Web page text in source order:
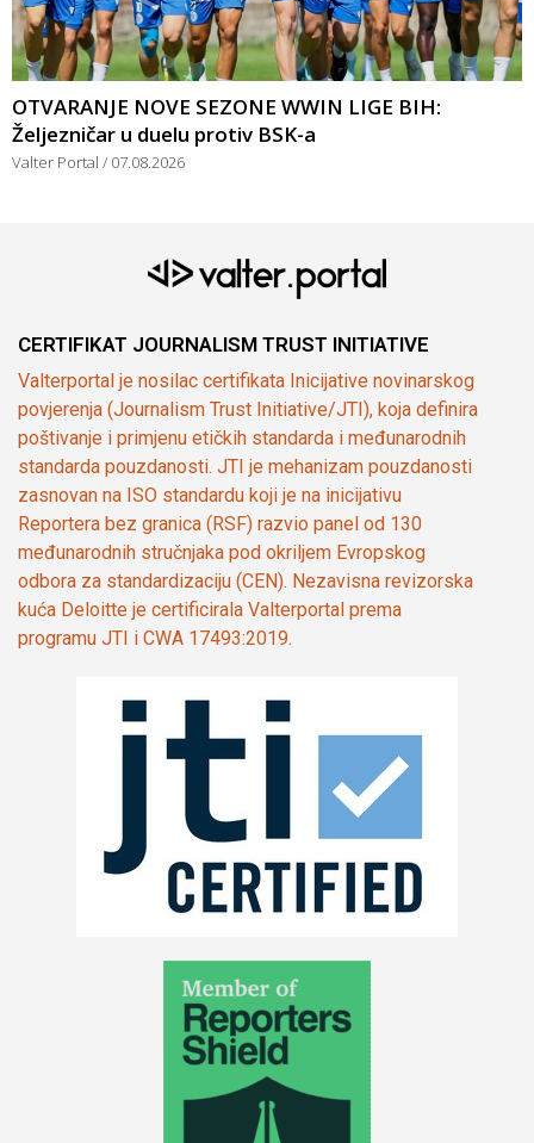
OTVARANJE NOVE SEZONE WWIN LIGE BIH:
Željezničar u duelu protiv BSK-a
Valter Portal 07.08.2026
CERTIFIKAT JOURNALISM TRUST INITIATIVE
Valterportal je nosilac certifikata Inicijative novinarskog
povjerenja (Journalism Trust Initiative/JTI), koja definira
poštivanje i primjenu etičkih standarda i međunarodnih
standarda pouzdanosti. JTI je mehanizam pouzdanosti
zasnovan na ISO standardu koji je na inicijativu
Reportera bez granica (RSF) razvio panel od 130
međunarodnih stručnjaka pod okriljem Evropskog
odbora za standardizaciju (CEN). Nezavisna revizorska
kuća Deloitte je certificirala Valterportal prema
programu JTI i CWA 17493:2019.